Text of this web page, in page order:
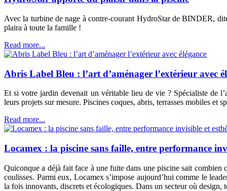
Avec la turbine de nage à contre-courant HydroStar de BINDER,
plaira à toute la famille !
Read more...
Abris Label Bleu : l’art d’aménager l’extérieur avec
Et si votre jardin devenait un véritable lieu de vie ? Spécialiste de
leurs projets sur mesure. Piscines coques, abris, terrasses mobiles et
Read more...
Locamex : la piscine sans faille, entre performance
Quiconque a déjà fait face à une fuite dans une piscine sait combien
coulisses. Parmi eux, Locamex s’impose aujourd’hui comme le
la fois innovants, discrets et écologiques. Dans un secteur où